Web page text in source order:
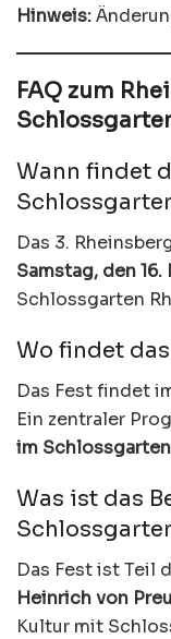
Hinweis:
FAQ zum
Wann findet
Das 3.
Samstag, den 16.
Schlossgarten
Wo findet
Das Fest findet
Ein zentraler
im Schlossgarten
Was ist das
Das Fest ist Teil
Heinrich von
Kultur mit